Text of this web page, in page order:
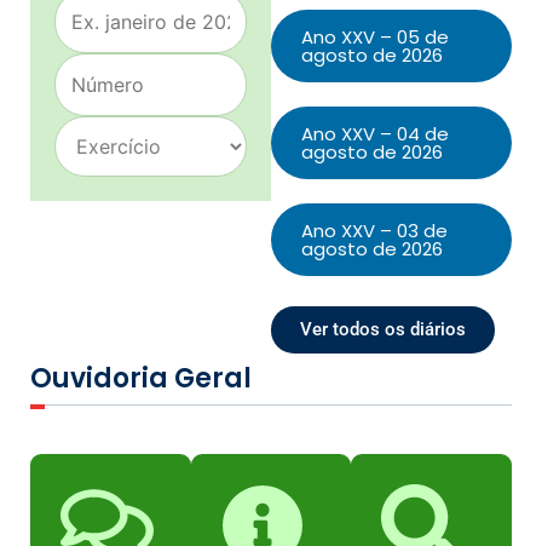
Ano XXV – 05 de
agosto de 2026
Ano XXV – 04 de
agosto de 2026
Ano XXV – 03 de
agosto de 2026
Ver todos os diários
Ouvidoria Geral